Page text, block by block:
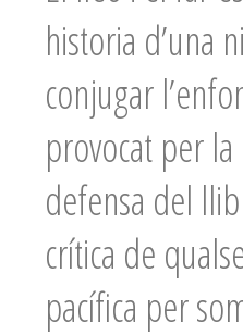
historia d’una
conjugar
provocat per
defensa del
crítica de
pacífica per